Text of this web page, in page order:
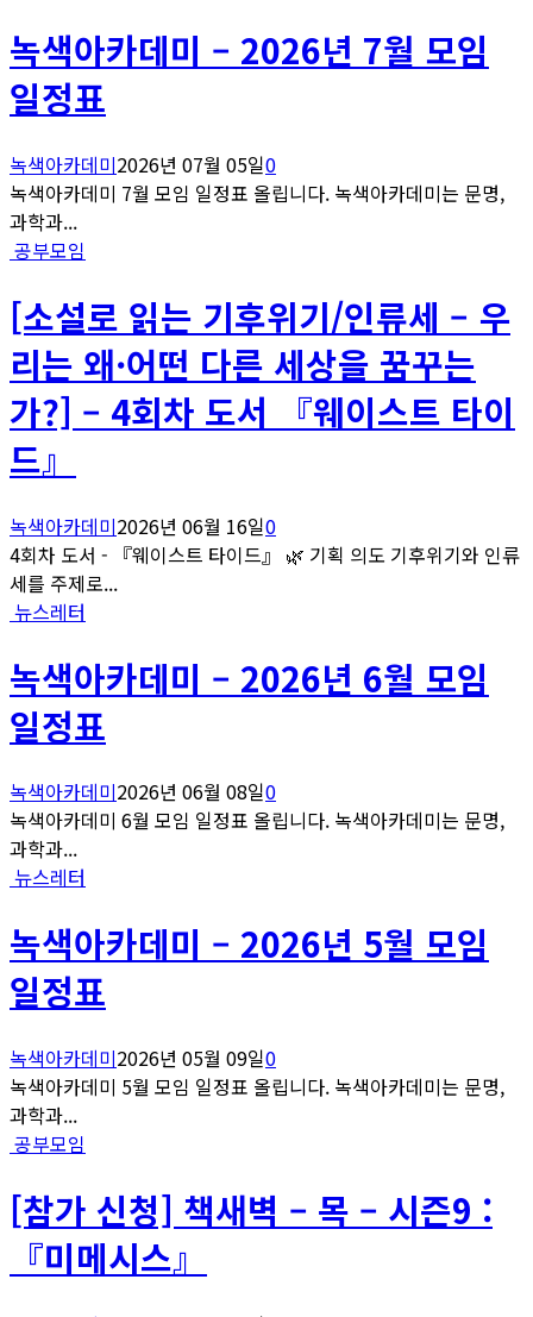
녹색아카데미 – 2026년 7월 모임
일정표
녹색아카데미2026년 07월 05일0
녹색아카데미 7월 모임 일정표 올립니다. 녹색아카데미는 문명,
과학과...
공부모임
[소설로 읽는 기후위기/인류세 – 우
리는 왜·어떤 다른 세상을 꿈꾸는
가?] – 4회차 도서 『웨이스트 타이
드』
녹색아카데미2026년 06월 16일0
4회차 도서 - 『웨이스트 타이드』 🌿 기획 의도 기후위기와 인류
세를 주제로...
뉴스레터
녹색아카데미 – 2026년 6월 모임
일정표
녹색아카데미2026년 06월 08일0
녹색아카데미 6월 모임 일정표 올립니다. 녹색아카데미는 문명,
과학과...
뉴스레터
녹색아카데미 – 2026년 5월 모임
일정표
녹색아카데미2026년 05월 09일0
녹색아카데미 5월 모임 일정표 올립니다. 녹색아카데미는 문명,
과학과...
공부모임
[참가 신청] 책새벽 – 목 – 시즌9 :
『미메시스』